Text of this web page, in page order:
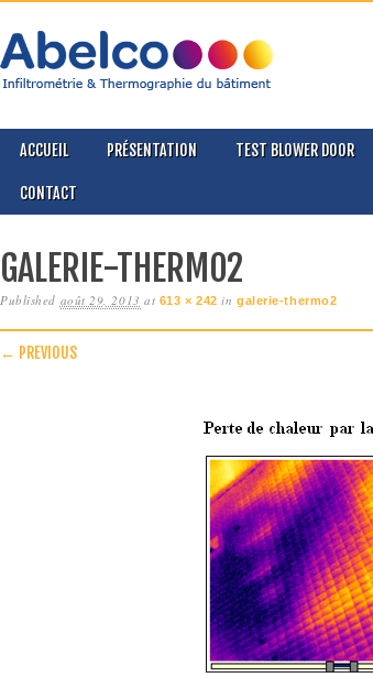
MAIN MENU
ACCUEIL PRÉSENTATION TEST BLOWER DOOR
CONTACT
GALERIE-THERMO2
Published août 29, 2013 at 613 × 242 ingalerie-thermo2
← PREVIOUS